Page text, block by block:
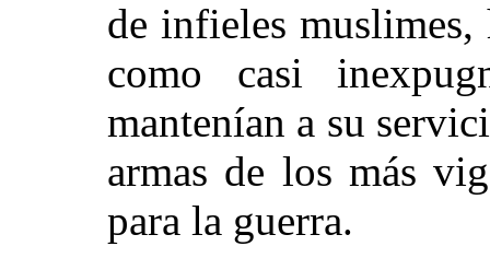
de infieles
como casi
mantenían a su
armas de los más
para la guerra.